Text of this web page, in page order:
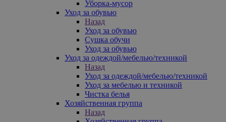
Уборка-мусор
Уход за обувью
Назад
Уход за обувью
Сушка обучи
Уход за обувью
Уход за одеждой/мебелью/техникой
Назад
Уход за одеждой/мебелью/техникой
Уход за мебелью и техникой
Чистка белья
Хозяйственная группа
Назад